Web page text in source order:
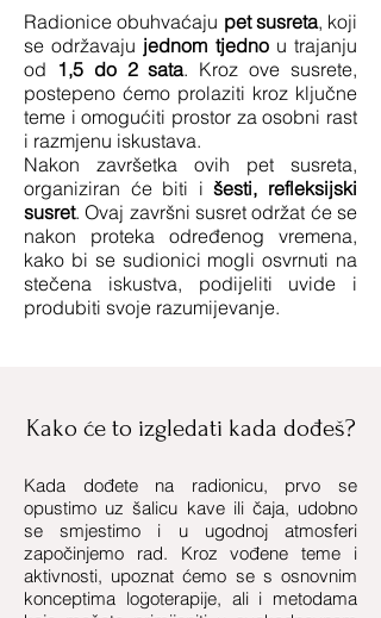
Radionice obuhvaćaju pet susreta, koji
se održavaju jednom tjedno u trajanju
od 1,5 do 2 sata. Kroz ove susrete,
postepeno ćemo prolaziti kroz ključne
teme i omogućiti prostor za osobni rast
i razmjenu iskustava.
Nakon završetka ovih pet susreta,
organiziran će biti išesti, refleksijski
susret. Ovaj završni susret održat će se
nakon proteka određenog vremena,
kako bi se sudionici mogli osvrnuti na
stečena iskustva, podijeliti uvide i
produbiti svoje razumijevanje.
Kako će to izgledati kada dođeš?
Kada dođete na radionicu, prvo se
opustimo uz šalicu kave ili čaja, udobno
se smjestimo i u ugodnoj atmosferi
započinjemo rad. Kroz vođene teme i
aktivnosti, upoznat ćemo se s osnovnim
konceptima logoterapije, ali i metodama